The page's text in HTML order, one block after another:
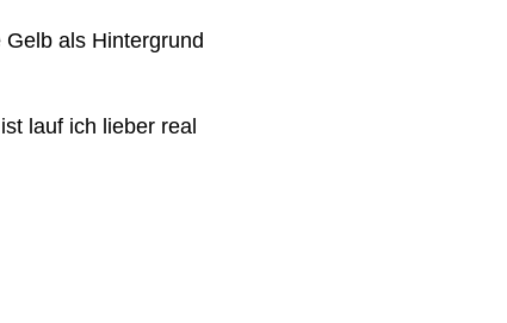
als Hintergrund
lauf ich lieber real